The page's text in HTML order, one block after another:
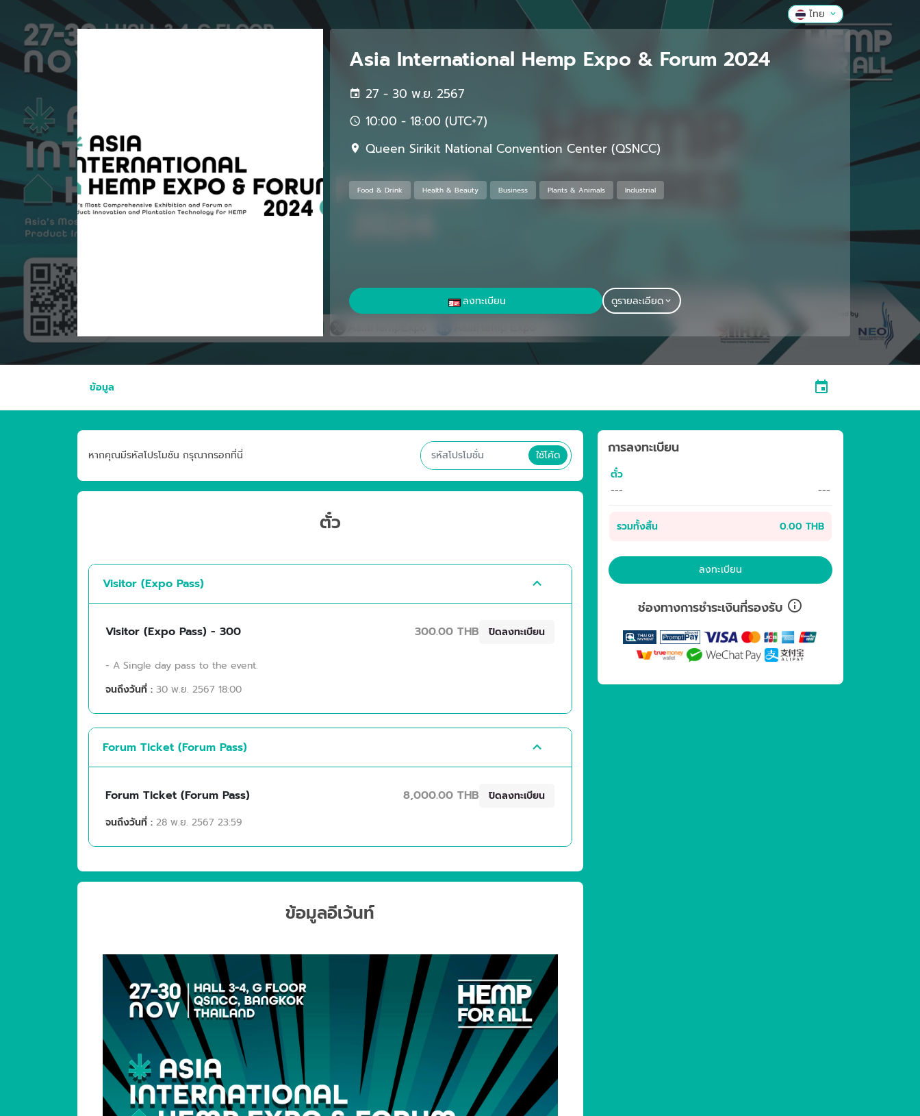
Asia International Hemp Expo & Forum 2024
27 - 30 พ.ย. 2567
10:00 - 18:00 (UTC+7)
Queen Sirikit National Convention Center (QSNCC)
Food & Drink Health & Beauty Business Plants & Animals Industrial
ลงทะเบียน ดูรายละเอียด
ไทย
ข้อมูล
หากคุณมีรหัสโปรโมชัน กรุณากรอกที่นี่ ใช้โค้ด
ตั๋ว
Visitor (Expo Pass)
Visitor (Expo Pass) - 300 300.00 THB ปิดลงทะเบียน
- A Single day pass to the event.
จนถึงวันที่ : 30 พ.ย. 2567 18:00
Forum Ticket (Forum Pass)
Forum Ticket (Forum Pass) 8,000.00 THB
ปิดลงทะเบียน
จนถึงวันที่ : 28 พ.ย. 2567 23:59
ข้อมูลอีเว้นท์
การลงทะเบียน
ตั๋ว
---
---
รวมทั้งสิ้น 0.00 THB
ลงทะเบียน
ช่องทางการชำระเงินที่รองรับ